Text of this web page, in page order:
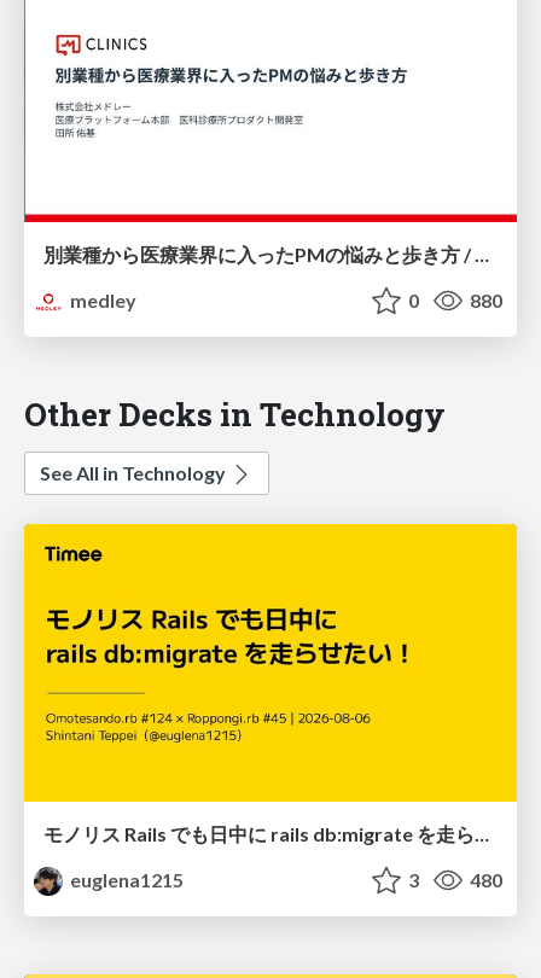
別業種から医療業界に入ったPMの悩みと歩き方 / healthtech meetup-vol.1
medley
0 880
Other Decks in Technology
See All in Technology
euglena1215
3 480